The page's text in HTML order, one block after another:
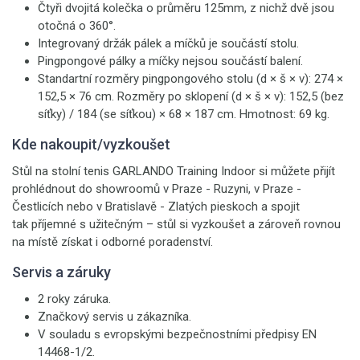
Čtyři dvojitá kolečka o průměru 125mm, z nichž dvě jsou
otočná o 360°.
Integrovaný držák pálek a míčků je součástí stolu.
Pingpongové pálky a míčky nejsou součástí balení.
Standartní rozměry pingpongového stolu (d × š × v): 274 ×
152,5 × 76 cm. Rozměry po sklopení (d × š × v): 152,5 (bez
síťky) / 184 (se síťkou) × 68 × 187 cm. Hmotnost: 69 kg.
Kde nakoupit/vyzkoušet
Stůl na stolní tenis GARLANDO Training Indoor si můžete přijít
prohlédnout do showroomů v Praze - Ruzyni, v Praze -
Čestlicích nebo v Bratislavě - Zlatých pieskoch a spojit
tak příjemné s užitečným – stůl si vyzkoušet a zároveň rovnou
na místě získat i odborné poradenství.
Servis a záruky
2 roky záruka.
Značkový servis u zákazníka.
V souladu s evropskými bezpečnostními předpisy EN
14468-1/2.